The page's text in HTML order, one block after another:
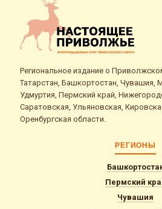
Региональное издание о
Татарстан, Башкортостан, Чувашия,
Удмуртия, Пермский край,
Саратовская, Ульяновская,
Оренбургская области.
РЕГИОНЫ
Пермский
Чувашия